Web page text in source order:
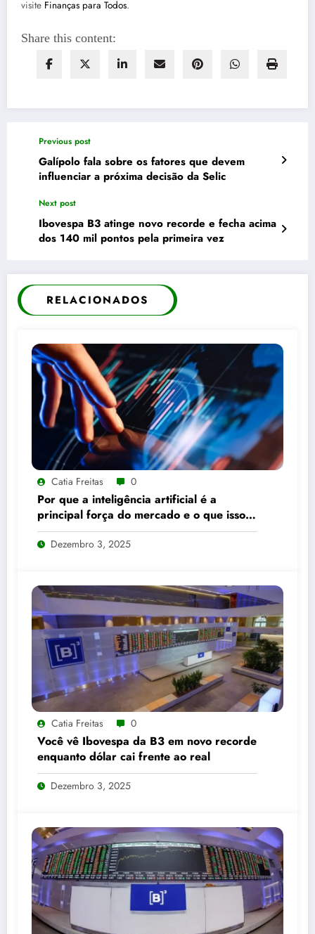
visite Finanças para Todos.
Share this content:
Previous post
Galípolo fala sobre os fatores que devem
influenciar a próxima decisão da Selic
Next post
Ibovespa B3 atinge novo recorde e fecha acima
dos 140 mil pontos pela primeira vez
RELACIONADOS
Catia Freitas 0
Por que a inteligência artificial é a
principal força do mercado e o que isso
significa para seus investimentos
Dezembro 3, 2025
Catia Freitas 0
Você vê Ibovespa da B3 em novo recorde
enquanto dólar cai frente ao real
Dezembro 3, 2025